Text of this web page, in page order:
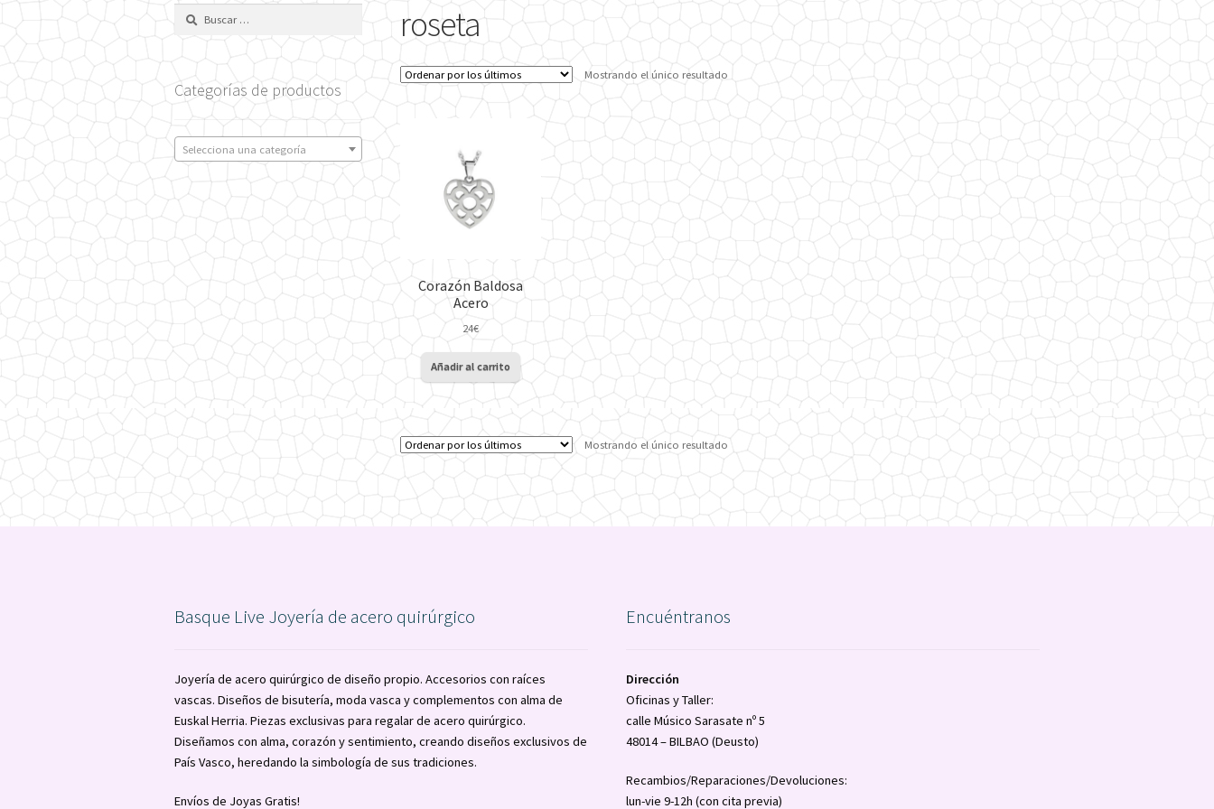
roseta
Mostrando el único resultado
Corazón Baldosa
Acero
24€
Añadir al carrito
Mostrando el único resultado
Categorías de productos
Selecciona una categoría
Basque Live Joyería de acero quirúrgico
Joyería de acero quirúrgico de diseño propio. Accesorios con raíces
vascas. Diseños de bisutería, moda vasca y complementos con alma de
Euskal Herria. Piezas exclusivas para regalar de acero quirúrgico.
Diseñamos con alma, corazón y sentimiento, creando diseños exclusivos de
País Vasco, heredando la simbología de sus tradiciones.
Envíos de Joyas Gratis!
Encuéntranos
Dirección
Oficinas y Taller:
calle Músico Sarasate nº 5
48014 – BILBAO (Deusto)
Recambios/Reparaciones/Devoluciones:
lun-vie 9-12h (con cita previa)